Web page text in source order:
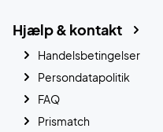
Hjælp & kontakt
Handelsbetingelser
Persondatapolitik
FAQ
Prismatch